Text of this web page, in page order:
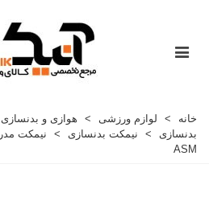
خانه > لوازم ورزشی > هوازی و بدنسازی
بدنسازی
> نیمکت بدنسازی >
ASM